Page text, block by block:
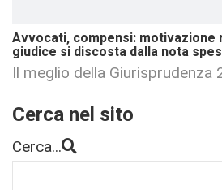
Avvocati, compensi:
giudice si discosta dalla nota
Il meglio della Giurisprudenza
Cerca nel sito
Cerca...